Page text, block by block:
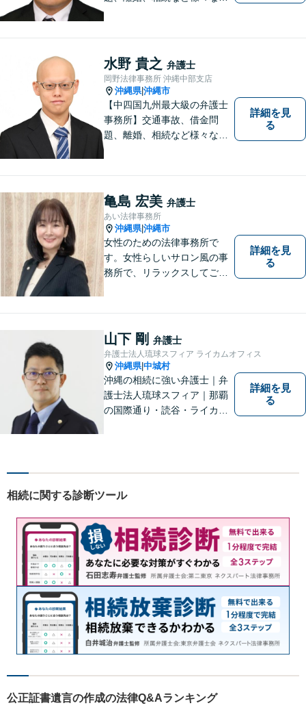
まずはお気軽にご相談くださ
い！
水野 貴之 弁護士
岡野法律事務所 沖縄中部支店
沖縄県|沖縄市
【中四国九州最大級の弁護士
事務所】交通事故、借金問
題、離婚、相続など様々な問
まずはお気軽にご相談くださ
い！
詳細を見
る
亀島 宏美 弁護士
あい法律事務所
沖縄県|沖縄市
女性のための法律事務所で
す。女性らしいサロン風の事
務所で、リラックスしてご相
詳細を見
る
山下 剛 弁護士
弁護士法人琉球スフィア ライカムオフィス
沖縄県|中城村
沖縄の相続に強い弁護士｜弁
護士法人琉球スフィア｜那覇
の国際通り・読谷・ライカム
はなく、一社会人として相談
護士でありたいと思っていま
す。
詳細を見
る
相続に関する診断ツール
公正証書遺言の作成の法律Q&Aランキング